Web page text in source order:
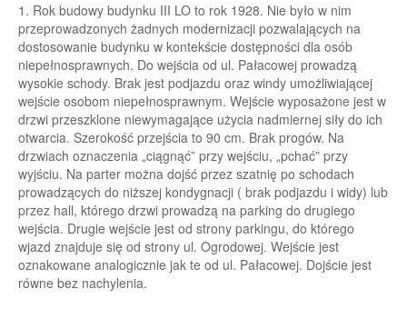
1. Rok budowy budynku III LO to rok 1928. Nie było w nim
przeprowadzonych żadnych modernizacji pozwalających na
dostosowanie budynku w kontekście dostępności dla osób
niepełnosprawnych. Do wejścia od ul. Pałacowej prowadzą
wysokie schody. Brak jest podjazdu oraz windy umożliwiającej
wejście osobom niepełnosprawnym. Wejście wyposażone jest w
drzwi przeszklone niewymagające użycia nadmiernej siły do ich
otwarcia. Szerokość przejścia to 90 cm. Brak progów. Na
drzwiach oznaczenia „ciągnąć” przy wejściu, „pchać” przy
wyjściu. Na parter można dojść przez szatnię po schodach
prowadzących do niższej kondygnacji ( brak podjazdu i widy) lub
przez hall, którego drzwi prowadzą na parking do drugiego
wejścia. Drugie wejście jest od strony parkingu, do którego
wjazd znajduje się od strony ul. Ogrodowej. Wejście jest
oznakowane analogicznie jak te od ul. Pałacowej. Dojście jest
równe bez nachylenia.